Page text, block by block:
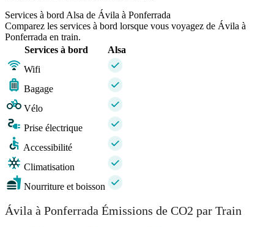
Services à bord Alsa de Ávila à Ponferrada
Comparez les services à bord lorsque vous voyagez de Ávila à
Ponferrada en train.
Services à bord
Alsa
Wifi
Bagage
Vélo
Prise électrique
Accessibilité
Climatisation
Nourriture et boisson
Ávila à Ponferrada Émissions de CO2 par Train